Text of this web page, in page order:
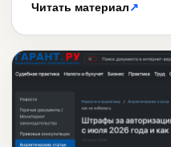
Читать материал↗